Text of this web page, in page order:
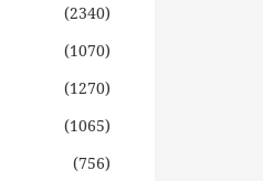
(2340)
(1070)
(1270)
(1065)
(756)